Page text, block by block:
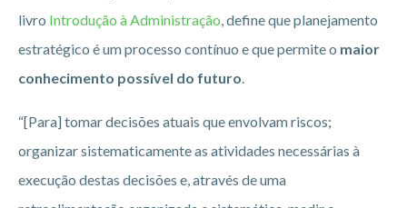
livro Introdução à Administração , define que planejamento
estratégico é um processo contínuo e que permite o maior
conhecimento possível do futuro
“[Para] tomar decisões atuais que envolvam riscos;
organizar sistematicamente as atividades necessárias à
execução destas decisões e, através de uma